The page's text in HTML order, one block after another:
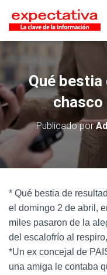
Qué
chasco
Publicado por
* Qué bestia de
el domingo 2 de abril,
miles pasaron de la
del escalofrío al
*Un ex concejal de
una amiga le contaba